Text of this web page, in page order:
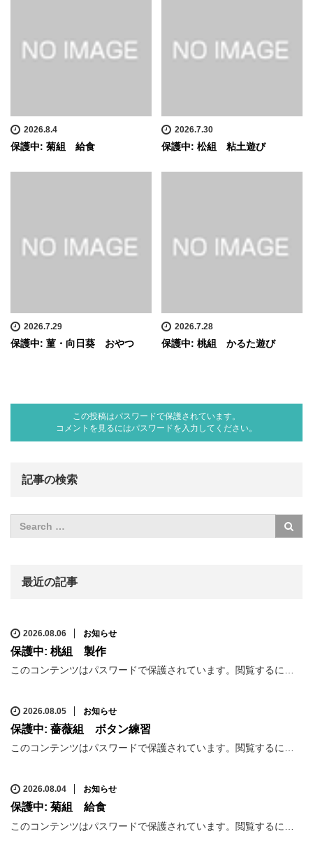
2026.8.4
保護中: 菊組 給食
2026.7.30
保護中: 松組 粘土遊び
2026.7.29
保護中: 菫・向日葵 おやつ
2026.7.28
保護中: 桃組 かるた遊び
この投稿はパスワードで保護されています。
コメントを見るにはパスワードを入力してください。
記事の検索
最近の記事
2026.08.06 お知らせ
保護中: 桃組 製作
このコンテンツはパスワードで保護されています。閲覧するに…
2026.08.05 お知らせ
保護中: 薔薇組 ボタン練習
このコンテンツはパスワードで保護されています。閲覧するに…
2026.08.04 お知らせ
保護中: 菊組 給食
このコンテンツはパスワードで保護されています。閲覧するに…